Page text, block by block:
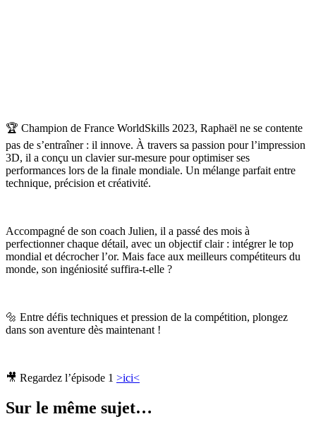
🏆 Champion de France WorldSkills 2023, Raphaël ne se contente
pas de s’entraîner : il innove. À travers sa passion pour l’impression
3D, il a conçu un clavier sur-mesure pour optimiser ses
performances lors de la finale mondiale. Un mélange parfait entre
technique, précision et créativité.
Accompagné de son coach Julien, il a passé des mois à
perfectionner chaque détail, avec un objectif clair : intégrer le top
mondial et décrocher l’or. Mais face aux meilleurs compétiteurs du
monde, son ingéniosité suffira-t-elle ?
🔩 Entre défis techniques et pression de la compétition, plongez
dans son aventure dès maintenant !
🎥 Regardez l’épisode 1 >ici<
Sur le même sujet…